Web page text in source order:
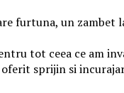
furtuna, un
tot ceea ce am
sprijin si